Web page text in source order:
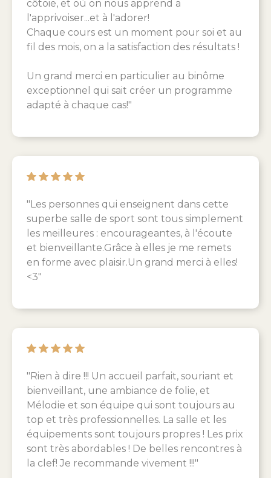
côtoie, et où on nous apprend a
l'apprivoiser...et à l'adorer!
Chaque cours est un moment pour soi et au
fil des mois, on a la satisfaction des résultats !
Un grand merci en particulier au binôme
exceptionnel qui sait créer un programme
adapté à chaque cas!"
"Les personnes qui enseignent dans cette
superbe salle de sport sont tous simplement
les meilleures : encourageantes, à l'écoute
et bienveillante.Grâce à elles je me remets
en forme avec plaisir.Un grand merci à elles!
<3"
"Rien à dire !!! Un accueil parfait, souriant et
bienveillant, une ambiance de folie, et
Mélodie et son équipe qui sont toujours au
top et très professionnelles. La salle et les
équipements sont toujours propres ! Les prix
sont très abordables ! De belles rencontres à
la clef! Je recommande vivement !!!"